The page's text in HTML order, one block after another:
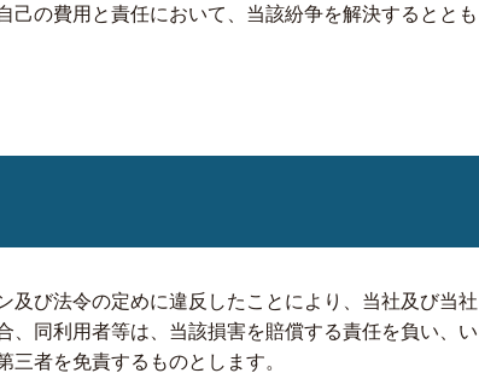
の費用と責任において、当該紛争を解決するととも
び法令の定めに違反したことにより、当社及び当社
同利用者等は、当該損害を賠償する責任を負い、い
者を免責するものとします。